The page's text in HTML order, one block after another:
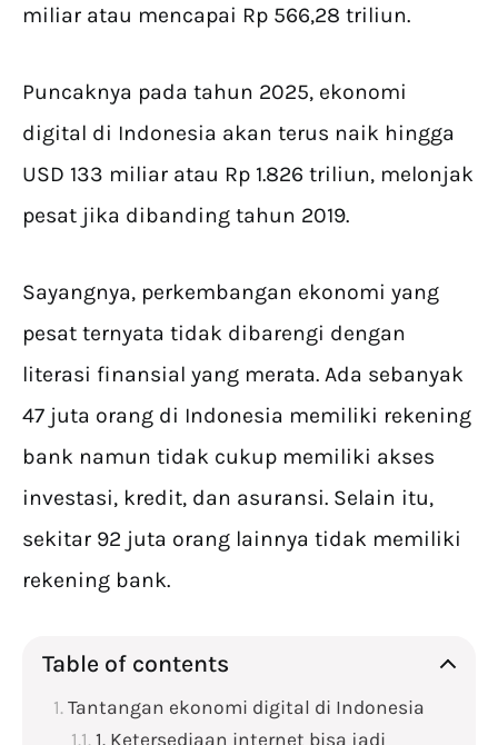
miliar atau mencapai Rp 566,28 triliun.
Puncaknya pada tahun 2025, ekonomi
digital di Indonesia akan terus naik hingga
USD 133 miliar atau Rp 1.826 triliun, melonjak
pesat jika dibanding tahun 2019.
Sayangnya, perkembangan ekonomi yang
pesat ternyata tidak dibarengi dengan
literasi finansial yang merata. Ada sebanyak
47 juta orang di Indonesia memiliki rekening
bank namun tidak cukup memiliki akses
investasi, kredit, dan asuransi. Selain itu,
sekitar 92 juta orang lainnya tidak memiliki
rekening bank.
Table of contents
Tantangan ekonomi digital di Indonesia
1. Ketersediaan internet bisa jadi